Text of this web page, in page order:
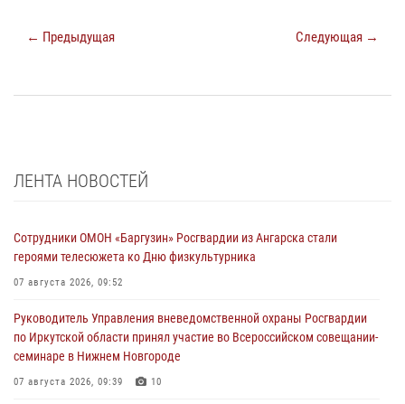
← Предыдущая Следующая →
ЛЕНТА НОВОСТЕЙ
Сотрудники ОМОН «Баргузин» Росгвардии из Ангарска стали
героями телесюжета ко Дню физкультурника
07 августа 2026, 09:52
Руководитель Управления вневедомственной охраны Росгвардии
по Иркутской области принял участие во Всероссийском совещании-
семинаре в Нижнем Новгороде
07 августа 2026, 09:39 10